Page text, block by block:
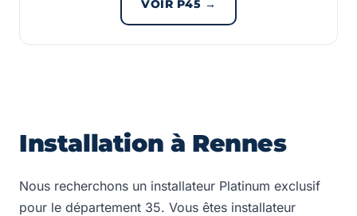
VOIR P45 →
Installation à Rennes
Nous recherchons un installateur Platinum exclusif
pour le département 35. Vous êtes installateur